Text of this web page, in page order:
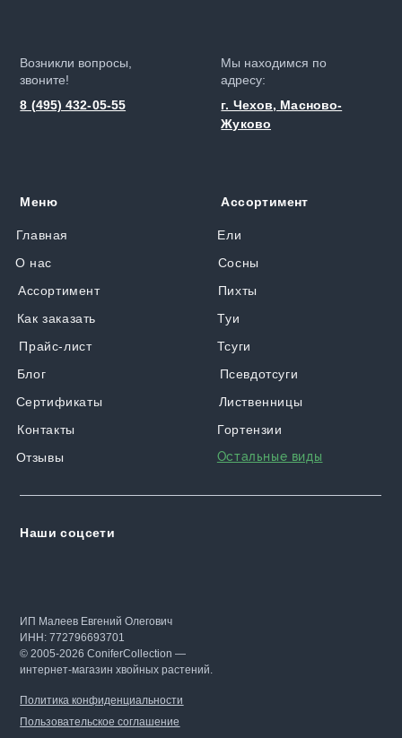
Возникли вопросы,
звоните!
8 (495) 432-05-55
Мы находимся по
адресу:
г. Чехов, Масново-
Жуково
Главная
Меню
О нас
Ассортимент
Как заказать
Прайс-лист
Отзывы
Контакты
Ели
Ассортимент
Сосны
Пихты
Туи
Тсуги
Псевдотсуги
Лиственницы
Гортензии
Наши соцсети
ИП Малеев Евгений Олегович
ИНН: 772796693701
© 2005-2026 ConiferCollection —
интернет-магазин хвойных растений.
Политика конфиденциальности
Пользовательское соглашение
Остальные виды
Блог
Сертификаты